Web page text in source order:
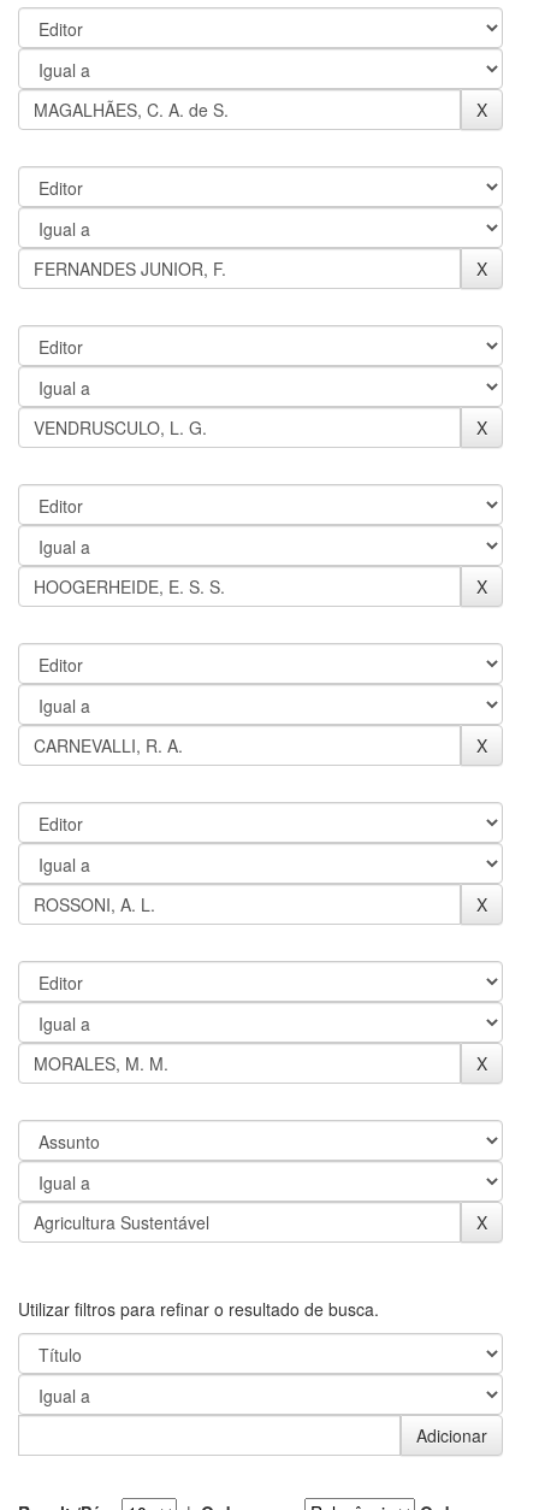
Utilizar filtros para refinar o resultado de busca.